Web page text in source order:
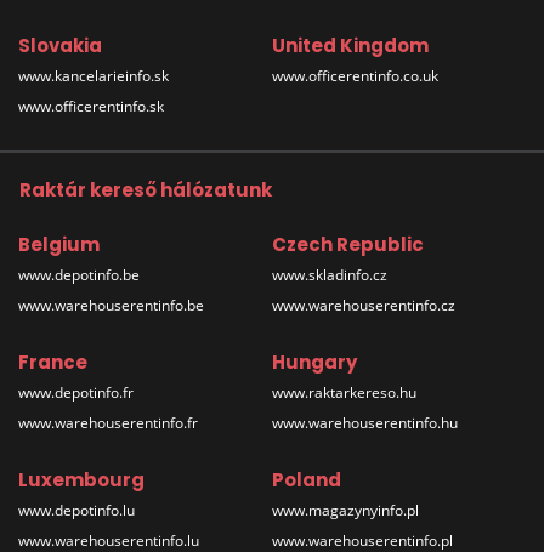
Slovakia
www.kancelarieinfo.sk
www.officerentinfo.sk
United Kingdom
www.officerentinfo.co.uk
Raktár kereső hálózatunk
Belgium
www.depotinfo.be
www.warehouserentinfo.be
Czech Republic
www.skladinfo.cz
www.warehouserentinfo.cz
France
www.depotinfo.fr
www.warehouserentinfo.fr
Hungary
www.raktarkereso.hu
www.warehouserentinfo.hu
Luxembourg
www.depotinfo.lu
www.warehouserentinfo.lu
Poland
www.magazynyinfo.pl
www.warehouserentinfo.pl